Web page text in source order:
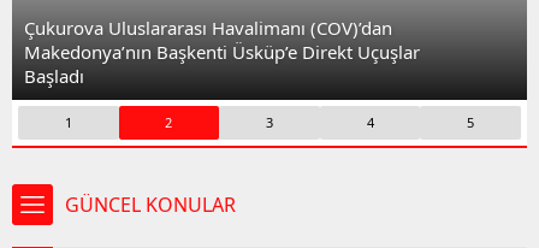
Alevilere,...
Çukurova Uluslararası Havalimanı (COV)’dan
Makedonya’nın Başkenti Üsküp’e Direkt Uçuşlar
Başladı
1 2 3 4 5
GÜNCEL KONULAR